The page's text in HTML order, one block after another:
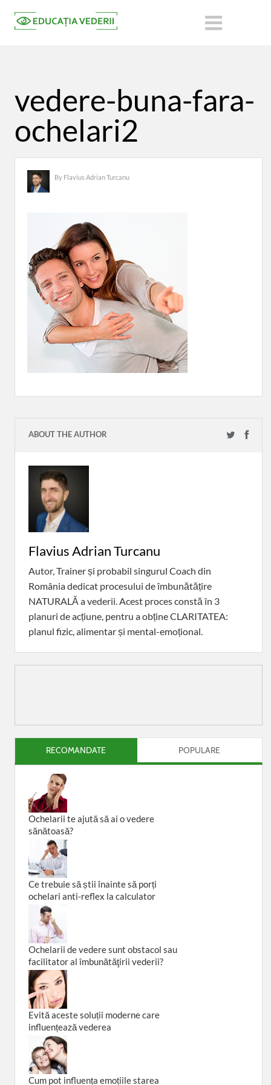
vedere-buna-fara-
ochelari2
By Flavius Adrian Turcanu
ABOUT THE AUTHOR
Flavius Adrian Turcanu
Autor, Trainer și probabil singurul Coach din
România dedicat procesului de îmbunătățire
NATURALĂ a vederii. Acest proces constă în 3
planuri de acțiune, pentru a obține CLARITATEA:
planul fizic, alimentar și mental-emoțional.
RECOMANDATE POPULARE
Ochelarii te ajută să ai o vedere
sănătoasă?
Ce trebuie să știi înainte să porți
ochelari anti-reflex la calculator
Ochelarii de vedere sunt obstacol sau
facilitator al îmbunătăţirii vederii?
Evită aceste soluții moderne care
influențează vederea
Cum pot influența emoțiile starea